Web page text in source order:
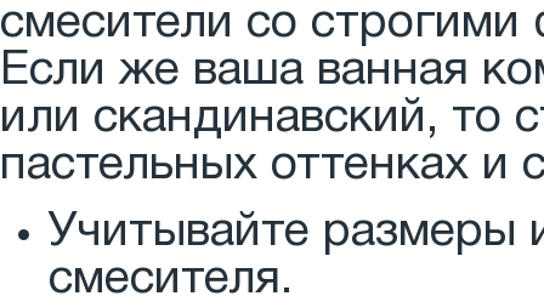
смесители со
Если же ваша ванная
или скандинавский, то
пастельных оттенках
Учитывайте размеры
смесителя.